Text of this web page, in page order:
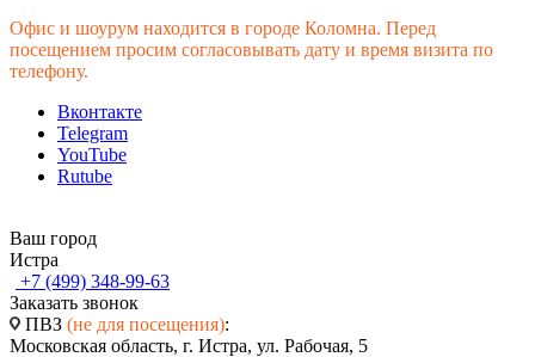
Офис и шоурум находится в городе Коломна. Перед
посещением просим согласовывать дату и время визита по
телефону.
Вконтакте
Telegram
YouTube
Rutube
Ваш город
Истра
+7 (499) 348-99-63
Заказать звонок
ПВЗ (не для посещения):
Московская область, г. Истра, ул. Рабочая, 5